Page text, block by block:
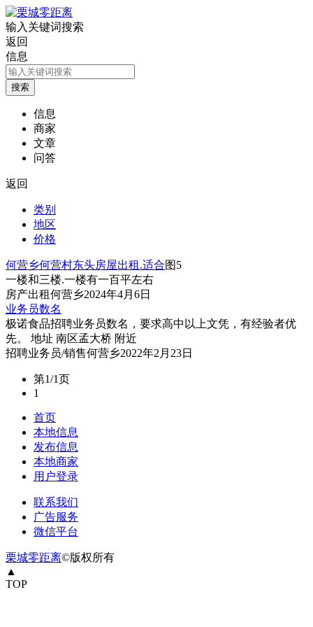
输入关键词搜索
返回
信息
信息
商家
文章
问答
返回
类别
地区
价格
何营乡何营村东头房屋出租.适合图5
一楼和三楼.一楼有一百平左右
房产出租何营乡2024年4月6日
业务员数名
极诺食品招聘业务员数名，要求高中以上文凭，有经验者优
先。 地址 南区孟大桥 附近
招聘业务员/销售何营乡2022年2月23日
第1/1页
1
首页
本地信息
发布信息
本地商家
用户登录
联系我们
广告服务
微信平台
栗城零距离©版权所有
▲
TOP